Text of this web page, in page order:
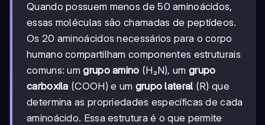
Quando possuem menos de 50 aminoácidos,
essas moléculas são chamadas de peptídeos.
Os 20 aminoácidos necessários para o corpo
humano compartilham componentes estruturais
comuns: umgrupo amino (H₂N), um grupo
carboxila (COOH) e um grupo lateral (R) que
determina as propriedades específicas de cada
aminoácido. Essa estrutura é o que permite